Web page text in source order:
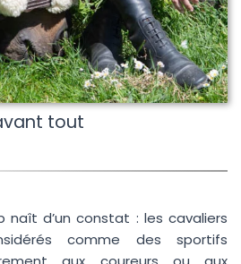
tout
naît d’un constat : les cavaliers
comme des sportifs
commande